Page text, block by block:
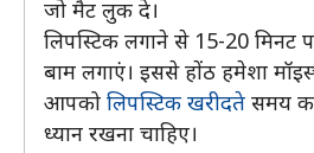
जो मैट लुक दे।
लिपस्टिक लगाने से 15-20 मिनट
बाम लगाएं। इससे होंठ हमेशा
आपको लिपस्टिक खरीदते समय
ध्यान रखना चाहिए।